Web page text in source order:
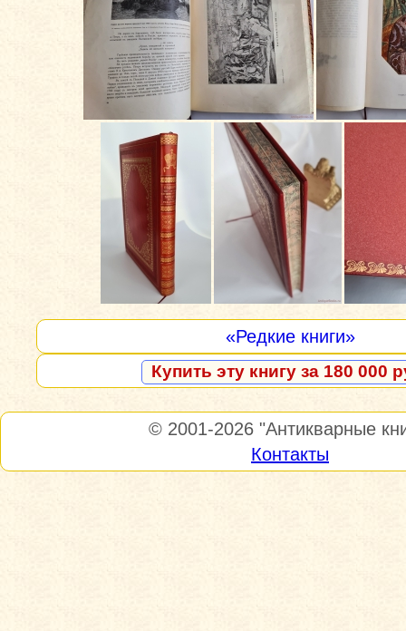
«Редкие книги»
Купить эту книгу за 180 000
© 2001-2026 "Антикварные
Контакты